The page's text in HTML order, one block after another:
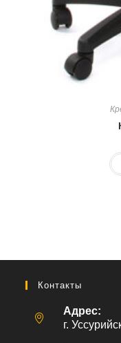
Контакты
Адрес:
г.